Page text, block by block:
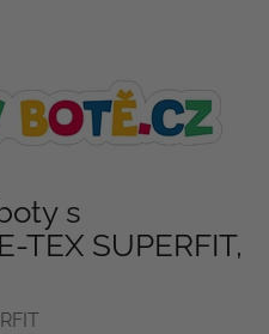
s
TEX SUPERFIT,